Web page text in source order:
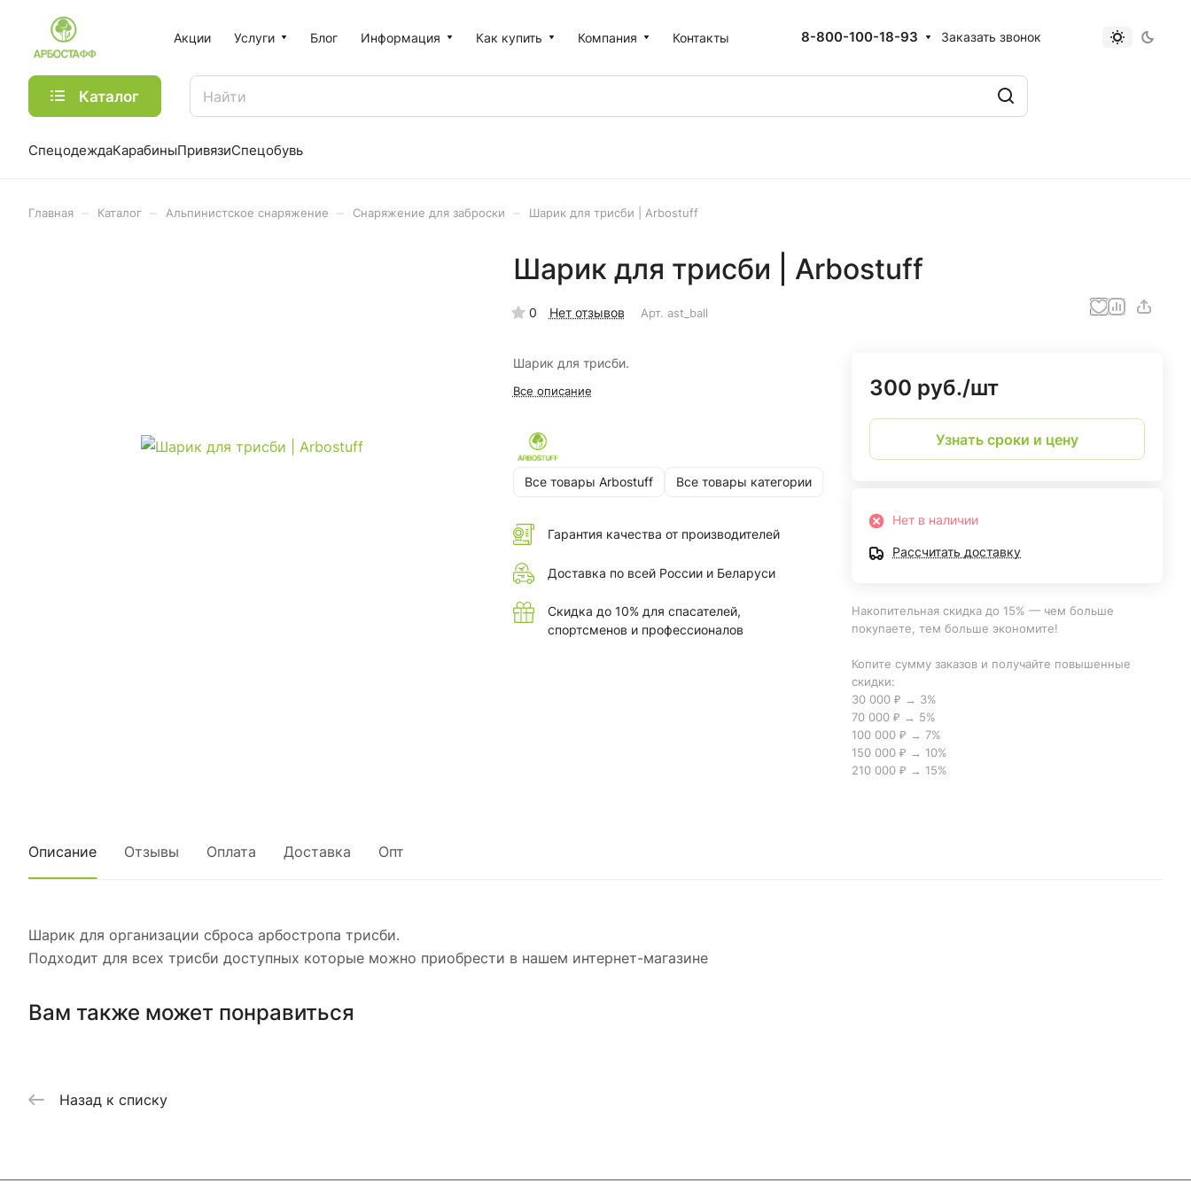
Акции Услуги Блог Информация Как купить Компания Контакты 8-800-100-18-93 Заказать звонок
Каталог
СпецодеждаКарабиныПривязиСпецобувь
Главная Каталог Альпинистское снаряжение Снаряжение для заброски Шарик для трисби | Arbostuff
Шарик для трисби | Arbostuff
0 Нет отзывов Арт. ast_ball
Шарик для трисби.
Все описание
Все товары Arbostuff Все товары категории
Гарантия качества от производителей
Доставка по всей России и Беларуси
Скидка до 10% для спасателей,
спортсменов и профессионалов
300 руб./шт
Узнать сроки и цену
Нет в наличии
Рассчитать доставку
Накопительная скидка до 15% — чем больше
покупаете, тем больше экономите!
Копите сумму заказов и получайте повышенные
скидки:
30 000 ₽ → 3%
70 000 ₽ → 5%
100 000 ₽ → 7%
150 000 ₽ → 10%
210 000 ₽ → 15%
Описание Отзывы Оплата Доставка Опт
Шарик для организации сброса арбостропа трисби.
Подходит для всех трисби доступных которые можно приобрести в нашем интернет-магазине
Вам также может понравиться
Назад к списку